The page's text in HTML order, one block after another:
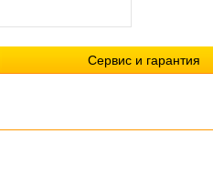
Сервис и гарантия